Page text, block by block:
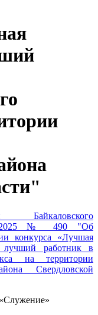
Байкаловского
№ 490 "Об
конкурса «Лучшая
лучший работник в
на территории
Свердловской